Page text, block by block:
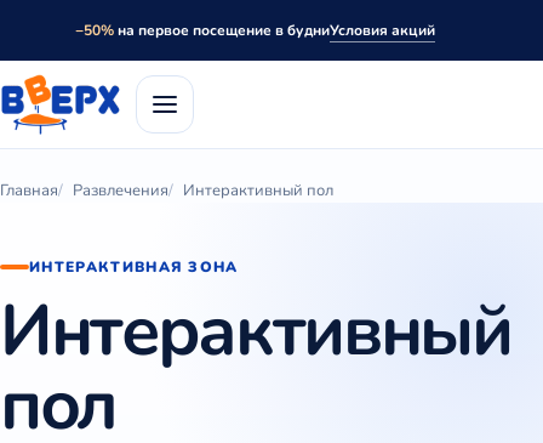
−50%на первое посещение в будниУсловия акций
Главная Развлечения Интерактивный пол
ИНТЕРАКТИВНАЯ ЗОНА
Интерактивный
пол